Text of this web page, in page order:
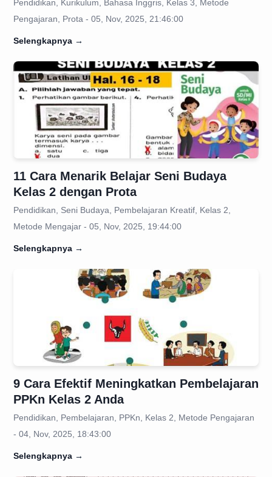
Pendidikan, Kurikulum, Bahasa Inggris, Kelas 3, Metode
Pengajaran, Prota - 05, Nov, 2025, 21:46:00
Selengkapnya →
11 Cara Menarik Belajar Seni Budaya
Kelas 2 dengan Prota
Pendidikan, Seni Budaya, Pembelajaran Kreatif, Kelas 2,
Metode Mengajar - 05, Nov, 2025, 19:44:00
Selengkapnya →
9 Cara Efektif Meningkatkan Pembelajaran
PPKn Kelas 2 Anda
Pendidikan, Pembelajaran, PPKn, Kelas 2, Metode Pengajaran
- 04, Nov, 2025, 18:43:00
Selengkapnya →